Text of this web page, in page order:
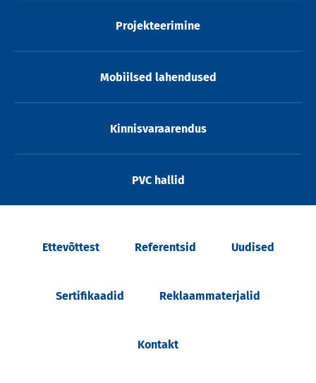
Projekteerimine
Mobiilsed lahendused
Kinnisvaraarendus
PVC hallid
Ettevõttest Referentsid Uudised
Sertifikaadid Reklaammaterjalid
Kontakt